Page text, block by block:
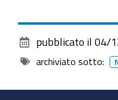
pubblicato il 04/
archiviato sotto: